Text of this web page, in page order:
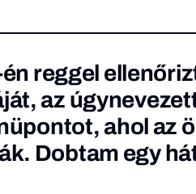
reggel
az
ahol az
Dobtam egy